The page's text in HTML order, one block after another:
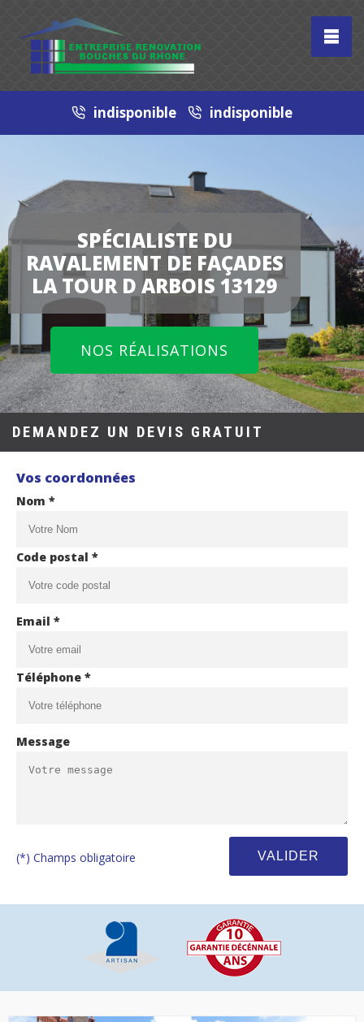
indisponible indisponible
SPÉCIALISTE DU
RAVALEMENT DE FAÇADES
LA TOUR D ARBOIS 13129
NOS RÉALISATIONS
DEMANDEZ UN DEVIS GRATUIT
Vos coordonnées
Nom *
Code postal *
Email *
Téléphone *
Message
(*) Champs obligatoire